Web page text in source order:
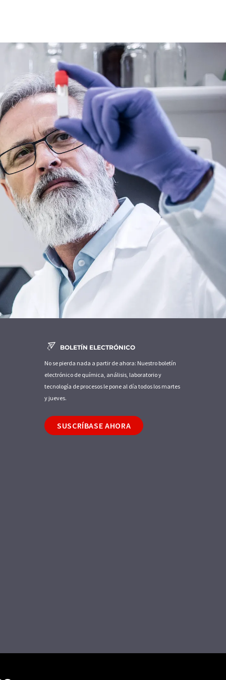
BOLETÍN ELECTRÓNICO
No se pierda nada a partir de ahora: Nuestro boletín
electrónico de química, análisis, laboratorio y
tecnología de procesos le pone al día todos los martes
y jueves.
SUSCRÍBASE AHORA